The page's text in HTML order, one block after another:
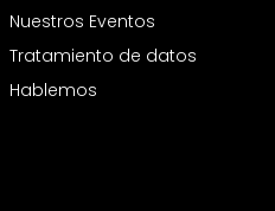
Nuestros Eventos
Tratamiento de datos
Hablemos